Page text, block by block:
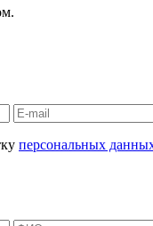
персональных